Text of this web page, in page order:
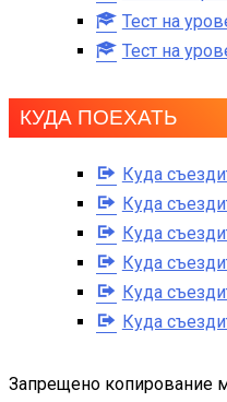
Тест на
Тест на
КУДА ПОЕХАТЬ
Куда
Куда
Куда
Куда
Куда
Куда
Запрещено копирование